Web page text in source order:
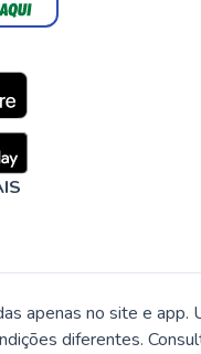
apenas no site e app.
diferentes.